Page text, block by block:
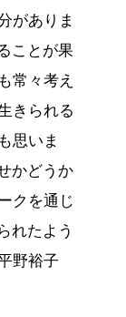
がありま
ことが果
常々考え
きられる
思いま
かどうか
クを通じ
れたよう
野裕子